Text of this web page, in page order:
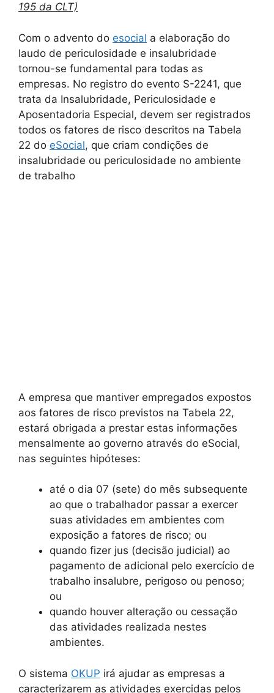
195 da CLT)
Com o advento do esocial a elaboração do
laudo de periculosidade e insalubridade
tornou-se fundamental para todas as
empresas. No registro do evento S-2241, que
trata da Insalubridade, Periculosidade e
Aposentadoria Especial, devem ser registrados
todos os fatores de risco descritos na Tabela
22 do eSocial, que criam condições de
insalubridade ou periculosidade no ambiente
de trabalho
A empresa que mantiver empregados expostos
aos fatores de risco previstos na Tabela 22,
estará obrigada a prestar estas informações
mensalmente ao governo através do eSocial,
nas seguintes hipóteses:
até o dia 07 (sete) do mês subsequente
ao que o trabalhador passar a exercer
suas atividades em ambientes com
exposição a fatores de risco; ou
quando fizer jus (decisão judicial) ao
pagamento de adicional pelo exercício de
trabalho insalubre, perigoso ou penoso;
ou
quando houver alteração ou cessação
das atividades realizada nestes
ambientes.
O sistema OKUP irá ajudar as empresas a
caracterizarem as atividades exercidas pelos